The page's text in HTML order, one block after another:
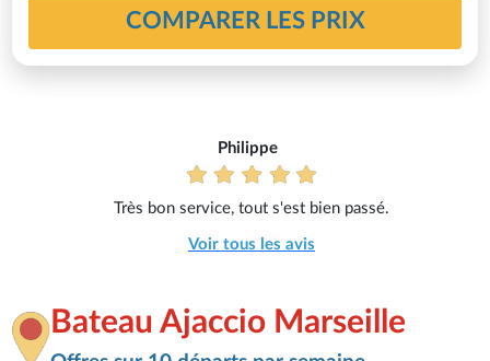
COMPARER LES PRIX
Philippe
Très bon service, tout s'est bien passé.
Voir tous les avis
Bateau Ajaccio Marseille